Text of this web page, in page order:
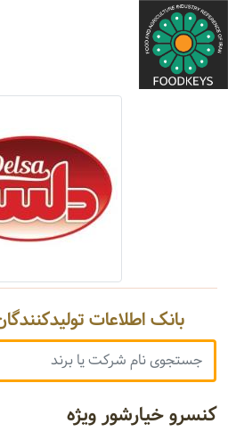
بانک اطلاعات
کنسرو خیارشور ویژه